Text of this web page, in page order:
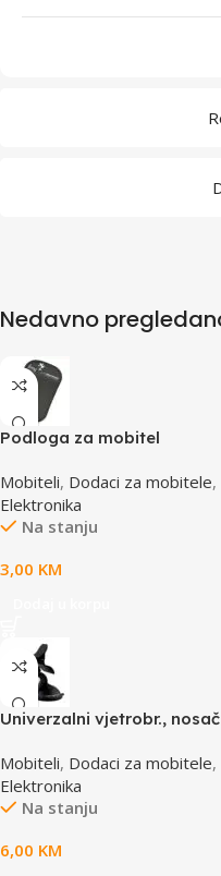
Nedavno
Podloga za mobitel
super sticky, black, EF101K
Mobiteli, Dodaci za mobitele,
Elektronika
Na stanju
3,00 KM
Univerzalni vjetrobr., nosač
CROCODILE, mob/nav/GPS
do 6,5”, vakum, EMH103
Mobiteli, Dodaci za mobitele,
Elektronika
Na stanju
6,00 KM